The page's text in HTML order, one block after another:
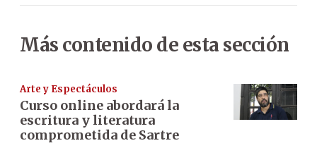
Más contenido de esta sección
Arte y Espectáculos
Curso online abordará la
escritura y literatura
comprometida de Sartre